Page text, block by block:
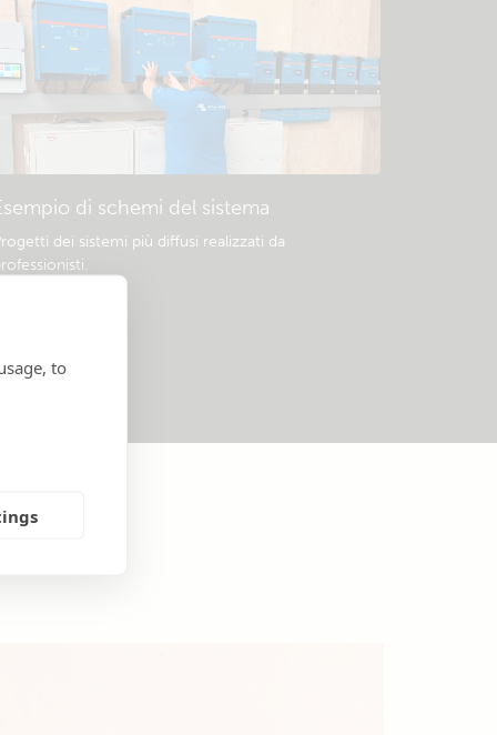
to
di schemi del sistema
dei sistemi più diffusi realizzati da